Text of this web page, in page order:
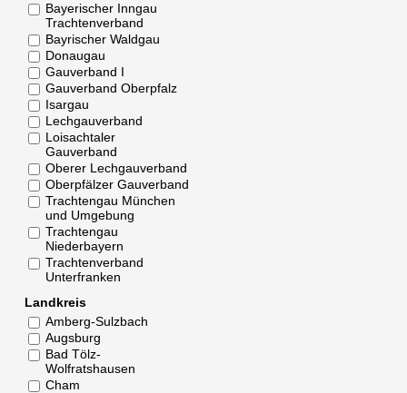
Bayerischer Inngau
Trachtenverband
Bayrischer Waldgau
Donaugau
Gauverband I
Gauverband Oberpfalz
Isargau
Lechgauverband
Loisachtaler
Gauverband
Oberer Lechgauverband
Oberpfälzer Gauverband
Trachtengau München
und Umgebung
Trachtengau
Niederbayern
Trachtenverband
Unterfranken
Landkreis
Amberg-Sulzbach
Augsburg
Bad Tölz-
Wolfratshausen
Cham